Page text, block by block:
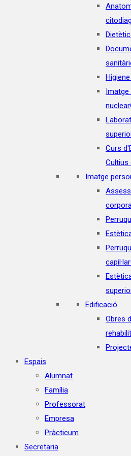
Imatge
nuclear
Curs
Cultius
Imatge
capil·lar
Edificació
Obres
Espais
Alumnat
Família
Professorat
Empresa
Pràcticum
Secretaria